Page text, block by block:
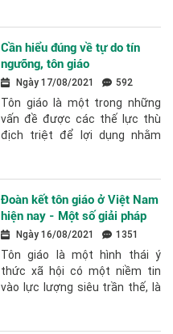
Cần hiểu đúng về tự do tín
ngưỡng, tôn giáo
Ngày 17/08/2021 592
Tôn giáo là một trong những
vấn đề được các thế lực thù
địch triệt để lợi dụng nhằm
Đoàn kết tôn giáo ở Việt Nam
hiện nay - Một số giải pháp
cơ bảnNgày 16/08/2021 1351
Tôn giáo là một hình thái ý
thức xã hội có một niềm tin
vào lực lượng siêu trần thế, là